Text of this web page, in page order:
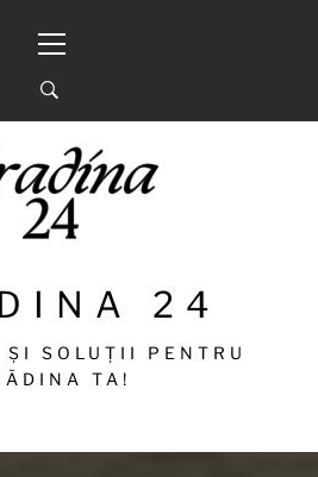
principal
24
SOLUȚII PENTRU
TA!